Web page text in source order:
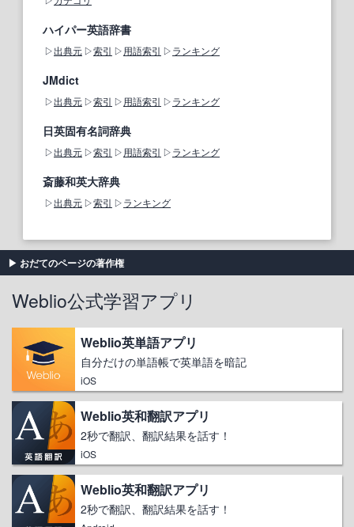
ハイパー英語辞書
出典元 索引 用語索引 ランキング
JMdict
出典元 索引 用語索引 ランキング
日英固有名詞辞典
出典元 索引 用語索引 ランキング
斎藤和英大辞典
出典元 索引 ランキング
おだてのページの著作権
Weblio公式学習アプリ
Weblio英単語アプリ
自分だけの単語帳で英単語を暗記
iOS
Weblio英和翻訳アプリ
2秒で翻訳、翻訳結果を話す！
iOS
Weblio英和翻訳アプリ
2秒で翻訳、翻訳結果を話す！